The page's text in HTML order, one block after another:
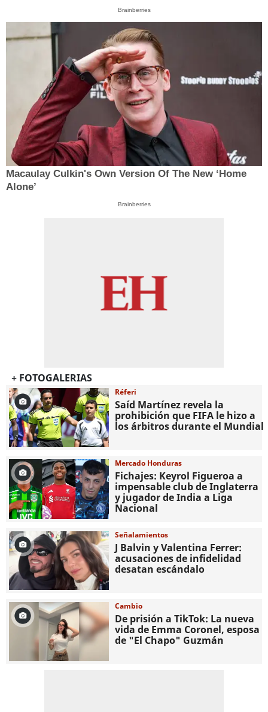
Brainberries
Macaulay Culkin's Own Version Of The New ‘Home
Alone’
Brainberries
+ FOTOGALERIAS
Réferi
Saíd Martínez revela la
prohibición que FIFA le hizo a
los árbitros durante el Mundial
Mercado Honduras
Fichajes: Keyrol Figueroa a
impensable club de Inglaterra
y jugador de India a Liga
Nacional
Señalamientos
J Balvin y Valentina Ferrer:
acusaciones de infidelidad
desatan escándalo
Cambio
De prisión a TikTok: La nueva
vida de Emma Coronel, esposa
de "El Chapo" Guzmán